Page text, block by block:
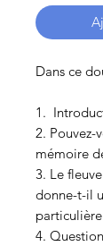
Dans ce
1.
2. Pouvez-
mémoire
3. Le
donne-t-il
4.